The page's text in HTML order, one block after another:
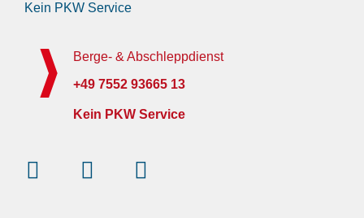
Kein PKW Service
Berge- & Abschleppdienst
+49 7552 93665 13
Kein PKW Service
InstagramFacebook-
f
Youtube